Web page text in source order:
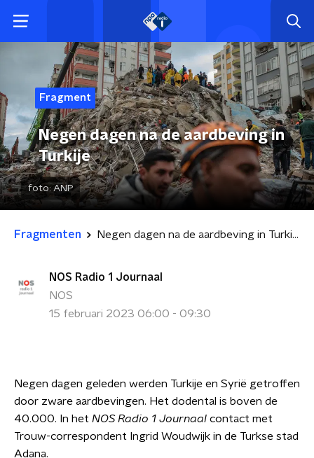
Fragment
Negen dagen na de aardbeving in
Turkije
foto: ANP
Fragmenten Negen dagen na de aardbeving in Turkije
NOS Radio 1 Journaal
NOS
15 februari 2023 06:00 - 09:30
Negen dagen geleden werden Turkije en Syrië getroffen
door zware aardbevingen. Het dodental is boven de
40.000. In het NOS Radio 1 Journaal contact met
Trouw-correspondent Ingrid Woudwijk in de Turkse stad
Adana.